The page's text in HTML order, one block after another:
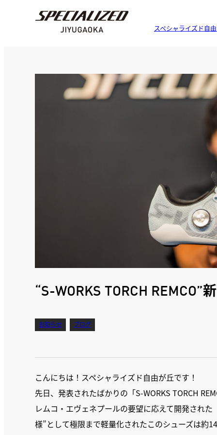
スペシャライズド自
“S-WORKS TORCH REMCO”
お知らせ ブログ
こんにちは！スペシャライズド自由が丘です！
先日、発表されたばかりの「S-WORKS TORCH
レムコ・エヴェネプールの要望に応えて開発された
様”として極限まで軽量化されたこのシューズは約